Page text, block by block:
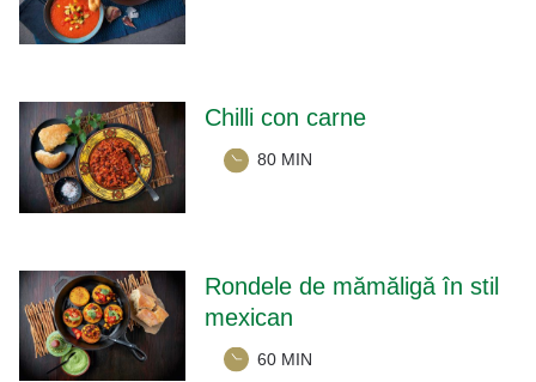
Chilli con carne
80 MIN
Rondele de mămăligă în stil
mexican
60 MIN